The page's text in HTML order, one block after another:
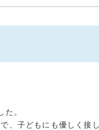
。
、子どもにも優しく接